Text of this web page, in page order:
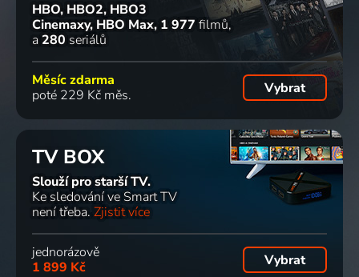
HBO, HBO2, HBO3
Cinemaxy, HBO Max 1 977 filmů
a 280 seriálů
Měsíc zdarma
poté 229 Kč měs.
Vybrat
TV BOX
Slouží pro starší TV.
Ke sledování ve Smart TV
není třeba. Zjistit více
jednorázově
1 899 Kč
Vybrat